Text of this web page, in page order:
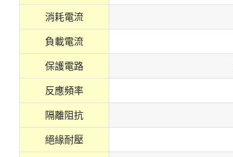
消耗電流
負載電流
保護電路
反應頻率
隔離阻抗
絕緣耐壓